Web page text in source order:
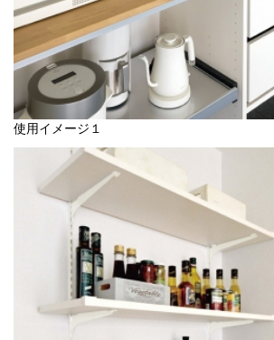
使用イメージ１